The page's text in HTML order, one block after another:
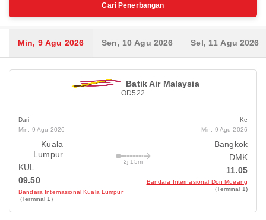
Cari Penerbangan
Min, 9 Agu 2026 Sen, 10 Agu 2026 Sel, 11 Agu 2026
Batik Air Malaysia
OD522
Dari
Min, 9 Agu 2026
Kuala
Lumpur
KUL
09.50
Bandara Internasional Kuala Lumpur
(Terminal 1)
2j 15m
Ke
Min, 9 Agu 2026
Bangkok
DMK
11.05
Bandara Internasional Don Mueang
(Terminal 1)